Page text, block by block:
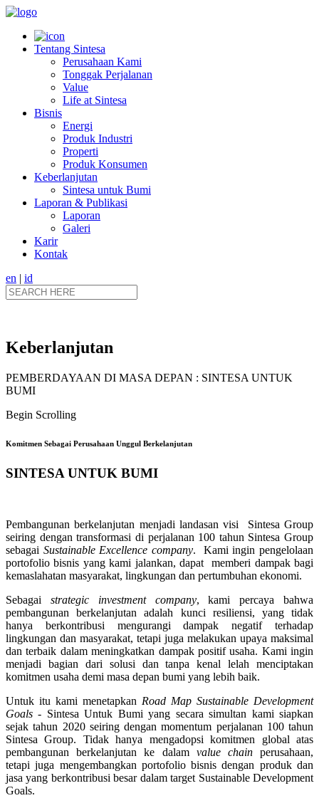
Tentang Sintesa
Perusahaan Kami
Tonggak Perjalanan
Value
Life at Sintesa
Bisnis
Energi
Produk Industri
Properti
Produk Konsumen
Keberlanjutan
Sintesa untuk Bumi
Laporan & Publikasi
Laporan
Galeri
Karir
Kontak
en | id
Keberlanjutan
PEMBERDAYAAN DI MASA DEPAN : SINTESA UNTUK
BUMI
Begin Scrolling
Komitmen Sebagai Perusahaan Unggul Berkelanjutan
SINTESA UNTUK BUMI
Pembangunan berkelanjutan menjadi landasan visi Sintesa Group
seiring dengan transformasi di perjalanan 100 tahun Sintesa Group
sebagai Sustainable Excellence company. Kami ingin pengelolaan
portofolio bisnis yang kami jalankan, dapat memberi dampak bagi
kemaslahatan masyarakat, lingkungan dan pertumbuhan ekonomi.
Sebagai strategic investment company, kami percaya bahwa
pembangunan berkelanjutan adalah kunci resiliensi, yang tidak
hanya berkontribusi mengurangi dampak negatif terhadap
lingkungan dan masyarakat, tetapi juga melakukan upaya maksimal
dan terbaik dalam meningkatkan dampak positif usaha. Kami ingin
menjadi bagian dari solusi dan tanpa kenal lelah menciptakan
komitmen usaha demi masa depan bumi yang lebih baik.
Untuk itu kami menetapkan Road Map Sustainable Development
Goals - Sintesa Untuk Bumi yang secara simultan kami siapkan
sejak tahun 2020 seiring dengan momentum perjalanan 100 tahun
Sintesa Group. Tidak hanya mengadopsi komitmen global atas
pembangunan berkelanjutan ke dalamvalue chainperusahaan,
tetapi juga mengembangkan portofolio bisnis dengan produk dan
jasa yang berkontribusi besar dalam target Sustainable Development
Goals.